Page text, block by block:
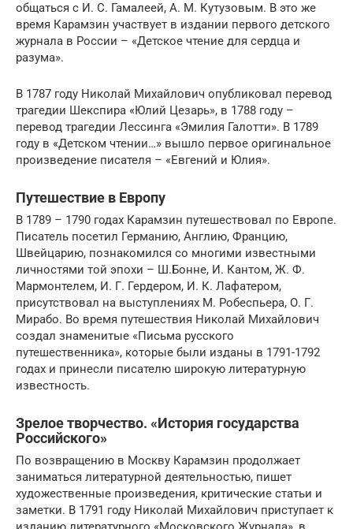
общаться с И. С. Гамалеей, А. М. Кутузовым. В это же
время Карамзин участвует в издании первого детского
журнала в России – «Детское чтение для сердца и
разума».
В 1787 году Николай Михайлович опубликовал перевод
трагедии Шекспира «Юлий Цезарь», в 1788 году –
перевод трагедии Лессинга «Эмилия Галотти». В 1789
году в «Детском чтении…» вышло первое оригинальное
произведение писателя – «Евгений и Юлия».
Путешествие в Европу
В 1789 – 1790 годах Карамзин путешествовал по Европе.
Писатель посетил Германию, Англию, Францию,
Швейцарию, познакомился со многими известными
личностями той эпохи – Ш.Бонне, И. Кантом, Ж. Ф.
Мармонтелем, И. Г. Гердером, И. К. Лафатером,
присутствовал на выступлениях М. Робеспьера, О. Г.
Мирабо. Во время путешествия Николай Михайлович
создал знаменитые «Письма русского
путешественника», которые были изданы в 1791-1792
годах и принесли писателю широкую литературную
известность.
Зрелое творчество. «История государства
Российского»
По возвращению в Москву Карамзин продолжает
заниматься литературной деятельностью, пишет
художественные произведения, критические статьи и
заметки. В 1791 году Николай Михайлович приступает к